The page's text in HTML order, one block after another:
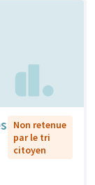
Non retenue
par le tri
citoyen